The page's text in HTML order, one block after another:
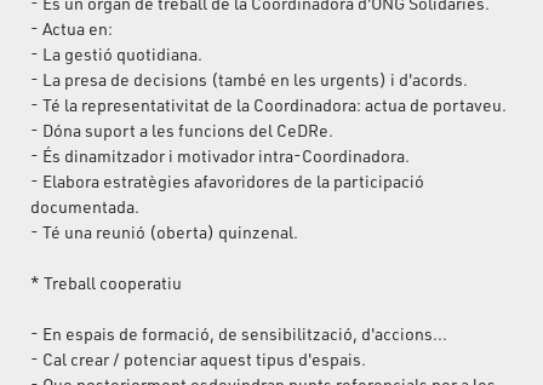
- Actua en:
- La gestió quotidiana.
- La presa de decisions (també en les urgents) i d'acords.
- Té la representativitat de la Coordinadora: actua de portaveu.
- Dóna suport a les funcions del CeDRe.
- És dinamitzador i motivador intra-Coordinadora.
- Elabora estratègies afavoridores de la participació
documentada.
- Té una reunió (oberta) quinzenal.
* Treball cooperatiu
- En espais de formació, de sensibilització, d'accions...
- Cal crear / potenciar aquest tipus d'espais.